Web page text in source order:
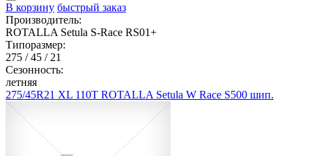
В корзину быстрый заказ
Производитель:
ROTALLA Setula S-Race RS01+
Типоразмер:
275 / 45 / 21
Сезонность:
летняя
275/45R21 XL 110T ROTALLA Setula W Race S500 шип.